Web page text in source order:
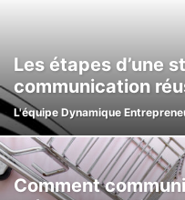
Les étapes d’une
communication
L'équipe Dynamique
Comment